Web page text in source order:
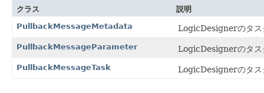
クラス
説明
PullbackMessageMetadata
LogicDesignerのタス
PullbackMessageParameter LogicDesignerのタス
PullbackMessageTask LogicDesignerのタス